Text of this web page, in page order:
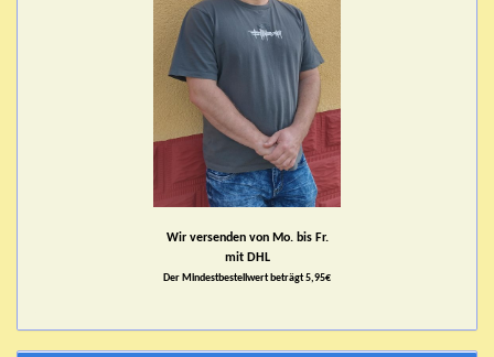
Wir versenden von Mo. bis Fr.
mit DHL
Der Mindestbestellwert beträgt 5,95€